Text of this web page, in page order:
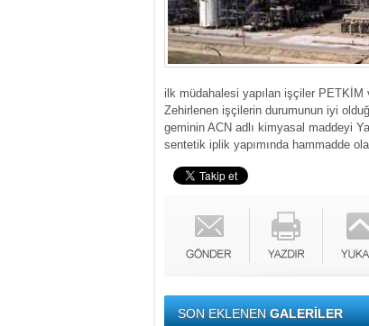
ilk müdahalesi yapılan işçiler
Zehirlenen işçilerin durumunun iyi
geminin ACN adlı kimyasal maddeyi
sentetik iplik yapımında hammadde
SON EKLENENGALERİLER